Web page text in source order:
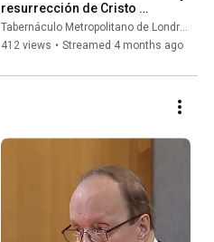
resurrección de Cristo
(Juan 20.11) | Dr. Peter
Masters
Tabernáculo Metropolitano de Londres
412 views • Streamed 4 months ago